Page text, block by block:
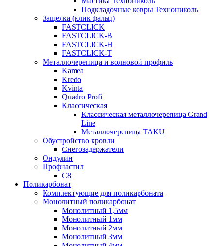
Подкладочные ковры Технониколь
Защелка (клик фальц)
FASTCLICK
FASTCLICK-B
FASTCLICK-H
FASTCLICK-T
Металлочерепица и волновой профиль
Kamea
Kredo
Kvinta
Quadro Profi
Классическая
Классическая металлочерепица Grand
Line
Металлочерепица TAKU
Обустройство кровли
Снегозадержатели
Ондулин
Профнастил
С8
Поликарбонат
Комплектующие для поликарбоната
Монолитный поликарбонат
Монолитный 1,5мм
Монолитный 1мм
Монолитный 2мм
Монолитный 3мм